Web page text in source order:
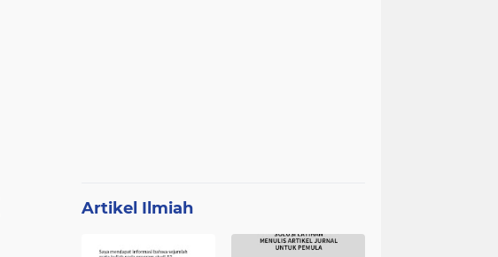
Artikel Ilmiah